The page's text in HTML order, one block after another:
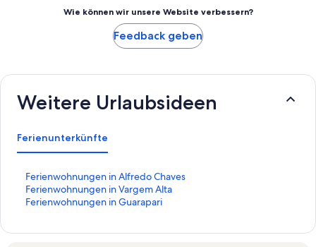
Wie können wir unsere Website verbessern?
Feedback geben
Weitere Urlaubsideen
Ferienunterkünfte
Ferienwohnungen in Alfredo Chaves
L
i
n
Ferienwohnungen in Vargem Alta
L
iFerienwohnungen in Guarapari
L